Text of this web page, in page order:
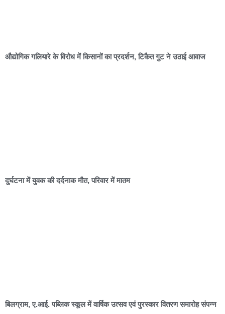
औद्योगिक गलियारे के विरोध में किसानों का प्रदर्शन, टिकैत गुट ने उठाई आवाज
दुर्घटना में युवक की दर्दनाक मौत, परिवार में मातम
बिलग्राम, ए.आई. पब्लिक स्कूल में वार्षिक उत्सव एवं पुरस्कार वितरण समारोह संपन्न